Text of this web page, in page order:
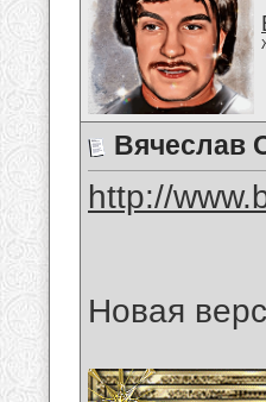
Вячеслав
http://
Новая